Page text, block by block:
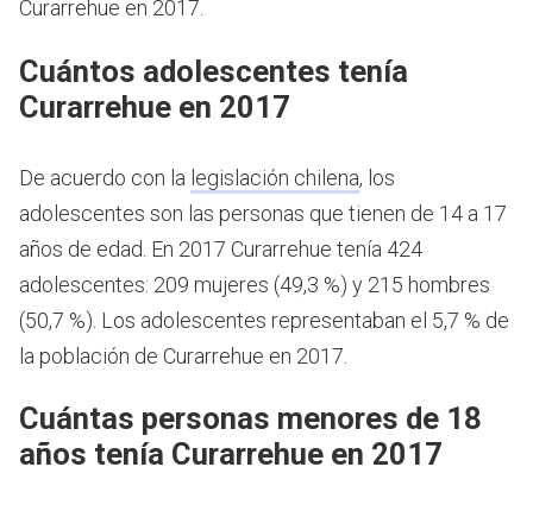
Curarrehue en 2017.
Cuántos adolescentes tenía
Curarrehue en 2017
De acuerdo con la legislación chilena, los
adolescentes son las personas que tienen de 14 a 17
años de edad. En 2017 Curarrehue tenía 424
adolescentes: 209 mujeres (49,3 %) y 215 hombres
(50,7 %). Los adolescentes representaban el 5,7 % de
la población de Curarrehue en 2017.
Cuántas personas menores de 18
años tenía Curarrehue en 2017